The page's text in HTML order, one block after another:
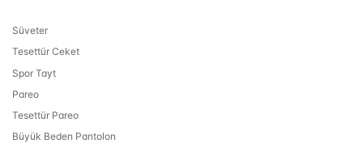
Süveter
Tesettür Ceket
Spor Tayt
Pareo
Tesettür Pareo
Büyük Beden Pantolon